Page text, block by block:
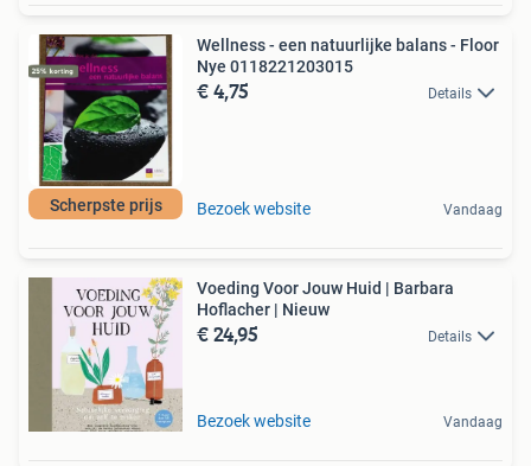
Scherpste prijs
Wellness - een natuurlijke balans - Floor
Nye 0118221203015
€ 4,75 Details
Bezoek website Vandaag
Voeding Voor Jouw Huid | Barbara
Hoflacher | Nieuw
€ 24,95 Details
Bezoek website Vandaag